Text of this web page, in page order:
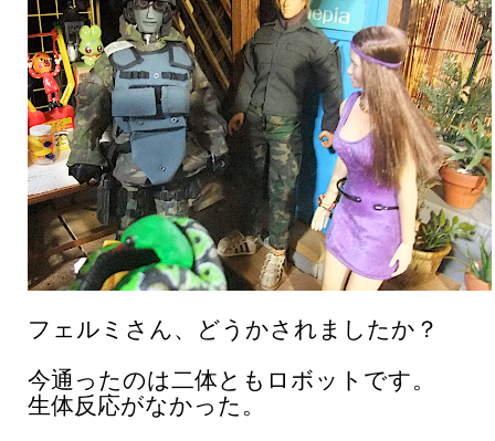
フェルミさん、どうかされましたか？
今通ったのは二体ともロボットです。
生体反応がなかった。